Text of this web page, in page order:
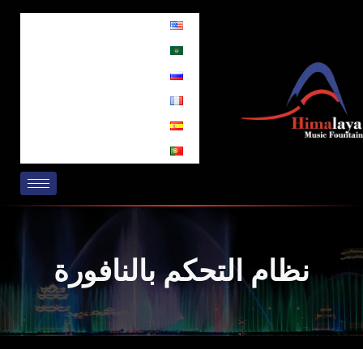
نظام التحكم بالنافورة